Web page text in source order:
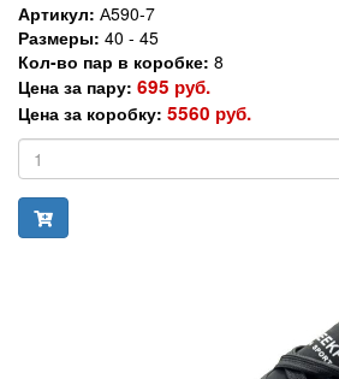
Артикул: А590-7
Размеры: 40 - 45
Кол-во пар в коробке: 8
Цена за пару: 695 руб.
Цена за коробку: 5560 руб.